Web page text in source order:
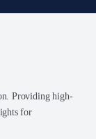
Providing high-
for